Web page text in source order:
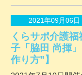
2021年09月06日
くらサポ介護
子「脇田 尚揮
作り方”】